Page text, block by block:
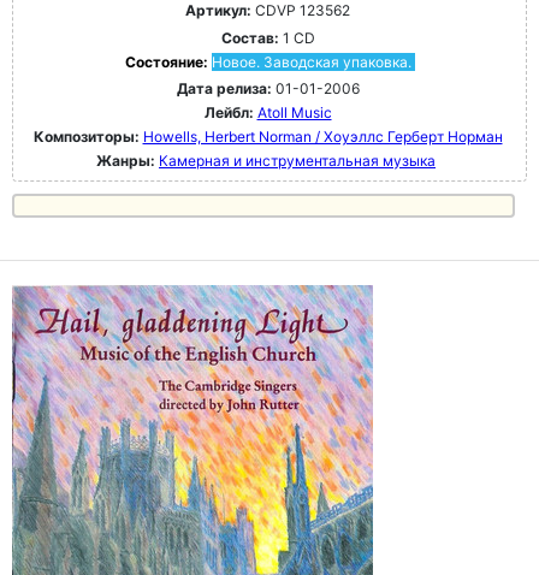
Артикул: CDVP 123562
Состав: 1 CD
Состояние: Новое. Заводская упаковка.
Дата релиза: 01-01-2006
Лейбл: Atoll Music
Композиторы: Howells, Herbert Norman / Хоуэллс Герберт Норман
Жанры: Камерная и инструментальная музыка